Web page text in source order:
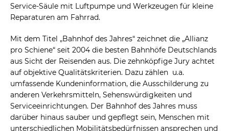
Service-Säule mit Luftpumpe und Werkzeugen für kleine
Reparaturen am Fahrrad.
Mit dem Titel „Bahnhof des Jahres“ zeichnet die „Allianz
pro Schiene“ seit 2004 die besten Bahnhöfe Deutschlands
aus Sicht der Reisenden aus. Die zehnköpfige Jury achtet
auf objektive Qualitätskriterien. Dazu zählen u.a.
umfassende Kundeninformation, die Ausschilderung zu
anderen Verkehrsmitteln, Sehenswürdigkeiten und
Serviceeinrichtungen. Der Bahnhof des Jahres muss
darüber hinaus sauber und gepflegt sein, Menschen mit
unterschiedlichen Mobilitätsbedürfnissen ansprechen und